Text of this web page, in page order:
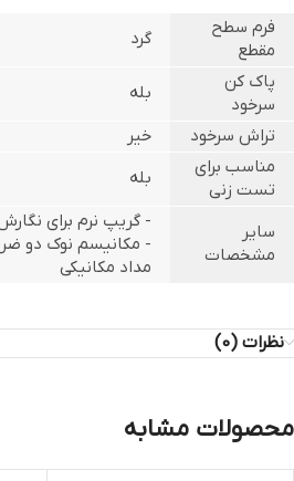
فرم سطح
مقطع
گرد
پاک کن
سرخود
بله
تراش سرخود
خیر
مناسب برای
تست زنی
بله
سایر
مشخصات
- گریپ نرم برای
- مکانیسم نوک دو
مداد مکانیکی
نظرات (0)
محصولات مشابه